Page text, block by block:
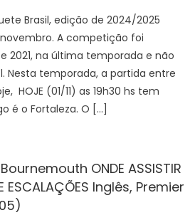
Brasil, edição de 2024/2025
A competição foi
2021, na última temporada e não
Nesta temporada, a partida entre
HOJE (01/11) as 19h30 hs tem
é o Fortaleza. O […]
ONDE ASSISTIR
ESCALAÇÕES Inglês, Premier